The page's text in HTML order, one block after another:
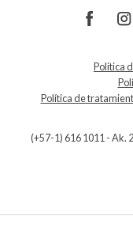
Política
Política de
(+57-1) 616 1011 - Ak.